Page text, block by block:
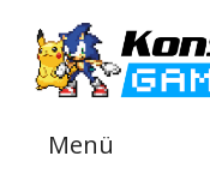
Menü